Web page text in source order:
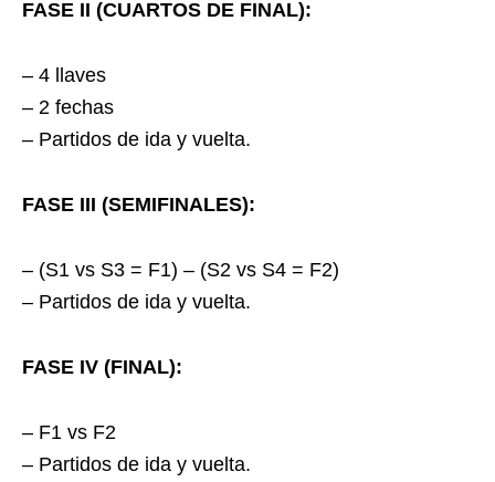
FASE II (CUARTOS DE FINAL):
– 4 llaves
– 2 fechas
– Partidos de ida y vuelta.
FASE III (SEMIFINALES):
– (S1 vs S3 = F1) – (S2 vs S4 = F2)
– Partidos de ida y vuelta.
FASE IV (FINAL):
– F1 vs F2
– Partidos de ida y vuelta.